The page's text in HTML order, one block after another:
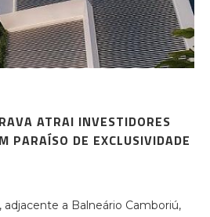
ATRAI INVESTIDORES
PARAÍSO DE EXCLUSIVIDADE
adjacente a Balneário Camboriú,